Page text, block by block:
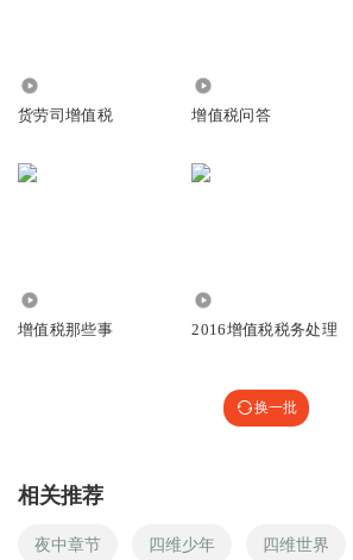
货劳司增值税 增值税问答
增值税那些事 2016增值税税务处理
换一批
相关推荐
夜中章节 四维少年 四维世界